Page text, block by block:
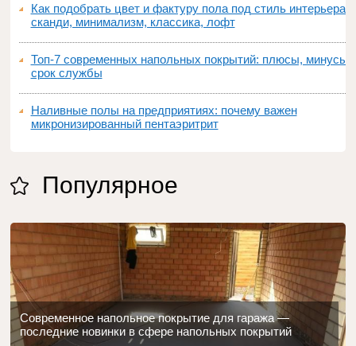
Как подобрать цвет и фактуру пола под стиль интерьера:
сканди, минимализм, классика, лофт
Топ‑7 современных напольных покрытий: плюсы, минусы,
срок службы
Наливные полы на предприятиях: почему важен
микронизированный пентаэритрит
Популярное
Современное напольное покрытие для гаража —
последние новинки в сфере напольных покрытий